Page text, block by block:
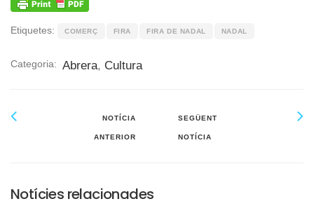
Etiquetes: COMERÇ FIRA FIRA DE NADAL NADAL
Categoria: Abrera, Cultura
NOTÍCIA
ANTERIOR
SEGÜENT
NOTÍCIA
Notícies relacionades